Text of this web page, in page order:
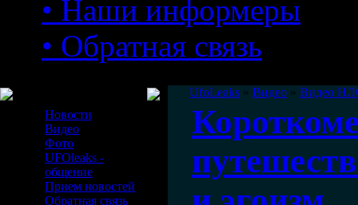
• Наши информеры
• Обратная связь
Новости
Видео
Фото
UFOleaks -
общение
Прием новостей
Обратная связь
UfoLeaks » Видео » Видео